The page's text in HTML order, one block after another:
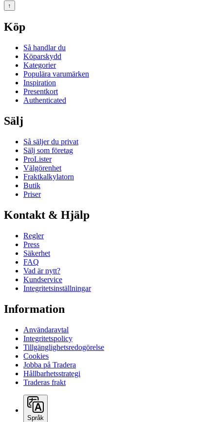
↑
Köp
Så handlar du
Köparskydd
Kategorier
Populära varumärken
Inspiration
Presentkort
Authenticated
Sälj
Så säljer du privat
Sälj som företag
ProLister
Välgörenhet
Fraktkalkylatorn
Butik
Priser
Kontakt & Hjälp
Regler
Press
Säkerhet
FAQ
Vad är nytt?
Kundservice
Integritetsinställningar
Information
Användaravtal
Integritetspolicy
Tillgänglighetsredogörelse
Cookies
Jobba på Tradera
Hållbarhetsstrategi
Traderas frakt
Språk